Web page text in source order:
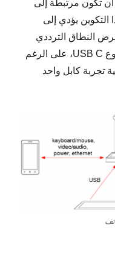
تكون مرتبطة إلى
التكوين يؤدي إلى
النطاق الترددي
التي يقدمها اتصال سلكي. ويوصى نوع USB C، على الرغم
تجربة كابل واحد